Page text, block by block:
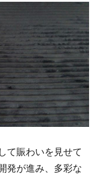
て賑わいを見せて
発が進み、多彩な